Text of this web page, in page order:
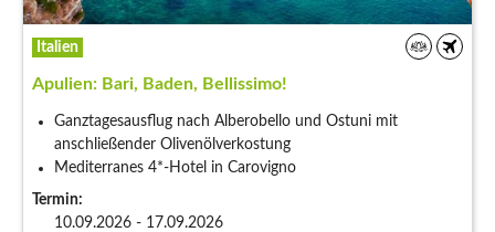
Italien
Apulien: Bari, Baden, Bellissimo!
Ganztagesausflug nach Alberobello und Ostuni mit
anschließender Olivenölverkostung
Mediterranes 4*-Hotel in Carovigno
Termin:
10.09.2026 - 17.09.2026